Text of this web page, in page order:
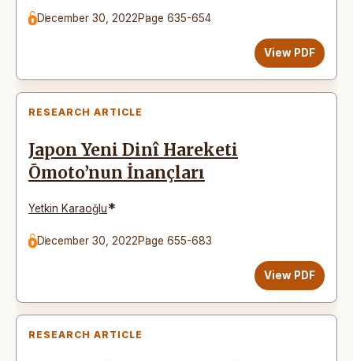
December 30, 2022Page 635-654
View PDF
RESEARCH ARTICLE
Japon Yeni Dinî Hareketi
Ōmoto’nun İnançları
Yetkin Karaoğlu*
December 30, 2022Page 655-683
View PDF
RESEARCH ARTICLE